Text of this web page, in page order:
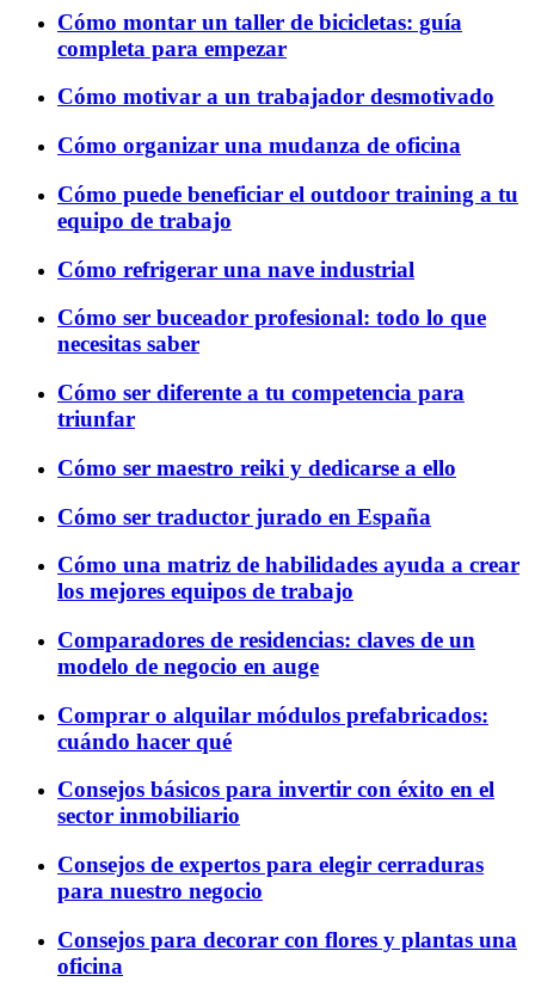
Cómo montar un taller de bicicletas: guía
completa para empezar​
Cómo motivar a un trabajador desmotivado
Cómo organizar una mudanza de oficina
Cómo puede beneficiar el outdoor training a tu
equipo de trabajo
Cómo refrigerar una nave industrial
Cómo ser buceador profesional: todo lo que
necesitas saber
Cómo ser diferente a tu competencia para
triunfar
Cómo ser maestro reiki y dedicarse a ello
Cómo ser traductor jurado en España
Cómo una matriz de habilidades ayuda a crear
los mejores equipos de trabajo
Comparadores de residencias: claves de un
modelo de negocio en auge
Comprar o alquilar módulos prefabricados:
cuándo hacer qué
Consejos básicos para invertir con éxito en el
sector inmobiliario
Consejos de expertos para elegir cerraduras
para nuestro negocio
Consejos para decorar con flores y plantas una
oficina